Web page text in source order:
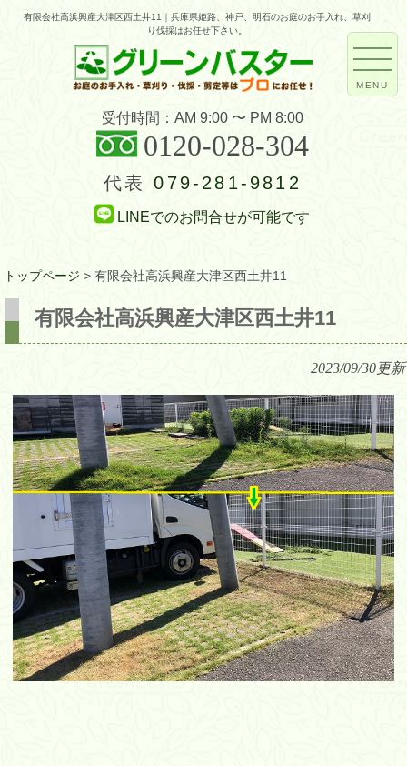
有限会社高浜興産大津区西土井11｜兵庫県姫路、神戸、明石のお庭のお手入れ、草刈
り伐採はお任せ下さい。
受付時間：AM 9:00 〜 PM 8:00
0120-028-304
代表079-281-9812
LINEでのお問合せが可能です
MENU
トップページ > 有限会社高浜興産大津区西土井11
有限会社高浜興産大津区西土井11
2023/09/30更新